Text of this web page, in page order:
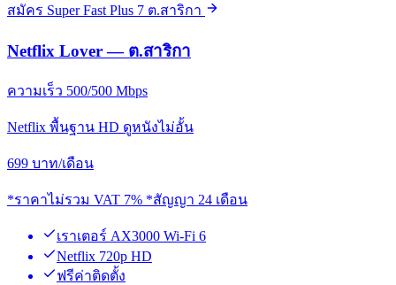
สมัคร Super Fast Plus 7 ต.สาริกา
Netflix Lover — ต.สาริกา
ความเร็ว 500/500 Mbps
Netflix พื้นฐาน HD ดูหนังไม่อั้น
699 บาท/เดือน
*ราคาไม่รวม VAT 7% *สัญญา 24 เดือน
เราเตอร์ AX3000 Wi-Fi 6
Netflix 720p HD
ฟรีค่าติดตั้ง